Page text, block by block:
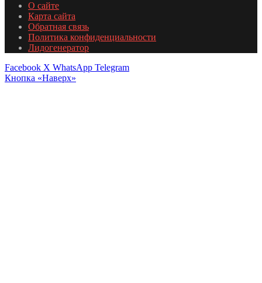
О сайте
Карта сайта
Обратная связь
Политика конфиденциальности
Лидогенератор
Facebook X WhatsApp Telegram
Кнопка «Наверх»